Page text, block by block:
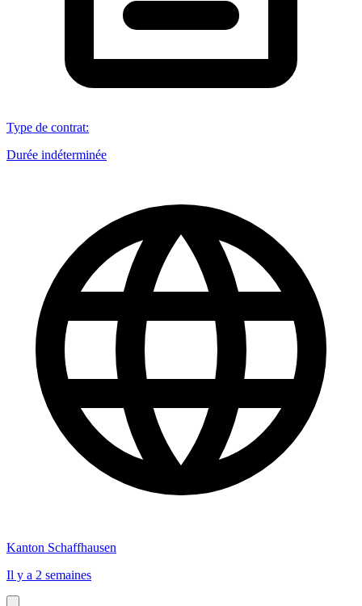
Type de contrat:
Durée indéterminée
Kanton Schaffhausen
Il y a 2 semaines